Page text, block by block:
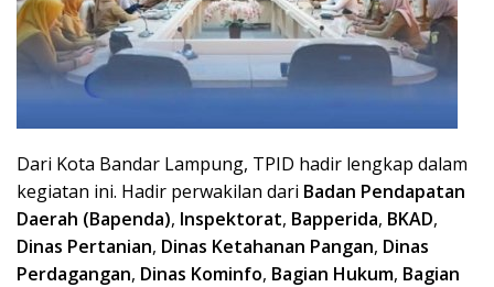
Dari Kota Bandar Lampung, TPID hadir lengkap dalam
kegiatan ini. Hadir perwakilan dari Badan Pendapatan
Daerah (Bapenda), Inspektorat, Bapperida, BKAD,
Dinas Pertanian, Dinas Ketahanan Pangan, Dinas
Perdagangan, Dinas Kominfo, Bagian Hukum, Bagian